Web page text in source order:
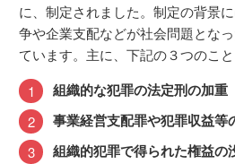
に、制定されました。制定の背景
争や企業支配などが社会問題とな
ています。主に、下記の３つのこと
組織的な犯罪の法定刑の加重
事業経営支配罪や犯罪収益等
組織的犯罪で得られた権益の